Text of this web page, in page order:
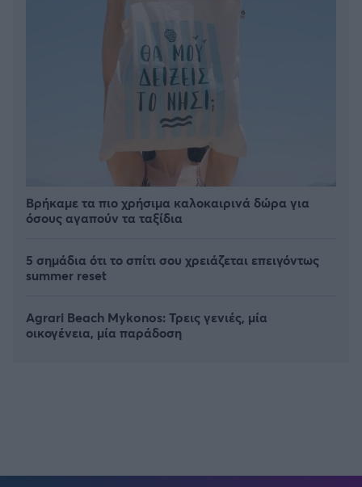
Βρήκαμε τα πιο χρήσιμα καλοκαιρινά δώρα για
όσους αγαπούν τα ταξίδια
5 σημάδια ότι το σπίτι σου χρειάζεται επειγόντως
summer reset
Agrari Beach Mykonos: Τρεις γενιές, μία
οικογένεια, μία παράδοση